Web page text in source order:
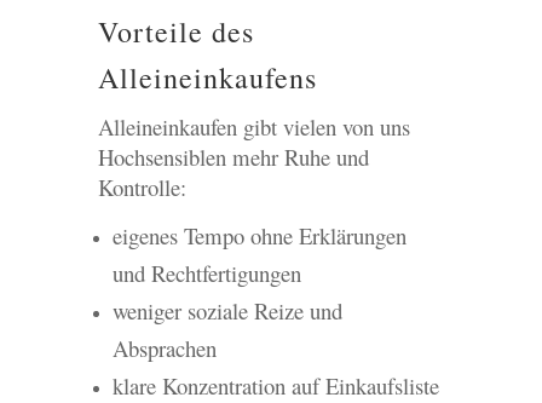
Vorteile des
Alleineinkaufens
Alleineinkaufen gibt vielen von uns
Hochsensiblen mehr Ruhe und
Kontrolle:
eigenes Tempo ohne Erklärungen
und Rechtfertigungen
weniger soziale Reize und
Absprachen
klare Konzentration auf Einkaufsliste